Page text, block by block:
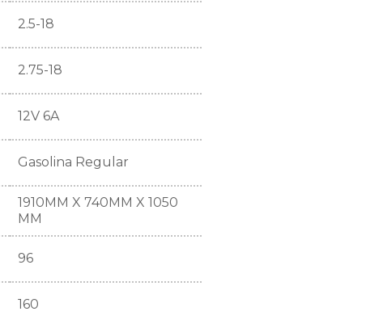
2.5-18
2.75-18
12V 6A
Gasolina Regular
1910MM X 740MM X 1050
MM
96
160